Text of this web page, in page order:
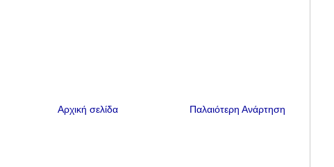
Παλαιότερη Ανάρτηση
Αρχική σελίδα